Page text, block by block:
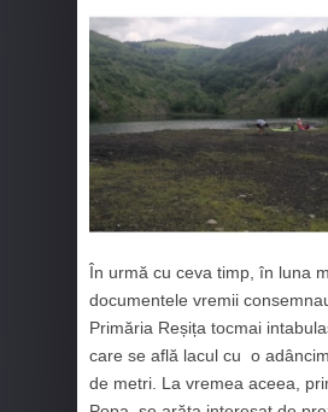
În urmă cu ceva timp, în luna
documentele vremii
Primăria Reșița tocmai
care se află lacul cu o
de metri. La vremea aceea,